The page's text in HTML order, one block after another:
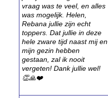
vraag was te veel, en alles
was mogelijk. Helen,
Rebana jullie zijn echt
toppers. Dat jullie in deze
hele zware tijd naast mij en
mijn gezin hebben
gestaan, zal ik nooit
vergeten! Dank jullie wel!
👏🙏❤️